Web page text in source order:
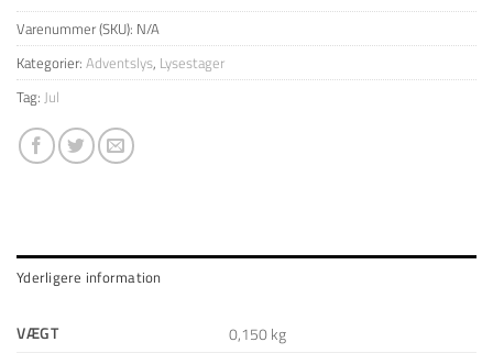
Varenummer (SKU): N/A
Kategorier: Adventslys, Lysestager
Tag: Jul
Yderligere information
VÆGT
0,150 kg